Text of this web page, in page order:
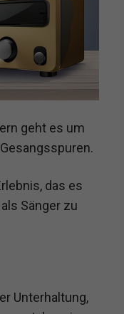
geht es um
das es
Sänger zu
Unterhaltung,